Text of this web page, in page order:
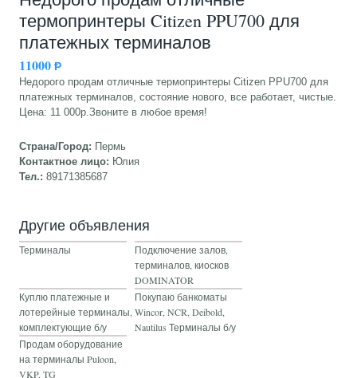
термопринтеры Citizen PPU700 для
платежных терминалов
11000Ᵽ
Недорого продам отличные термопринтеры Citizen PPU700 для
платежных терминалов, состояние нового, все работает, чистые.
Цена: 11 000р.Звоните в любое время!
Страна/Город: Пермь
Контактное лицо: Юлия
Тел.:89171385687
Другие объявления
Терминалы
Подключение залов,
терминалов, киосков
DOMINATOR
Куплю платежные и
лотерейные терминалы,
комплектующие б/у
Покупаю банкоматы
Wincor, NCR, Deibold,
Nautilus Терминалы б/у
Продам оборудование
на терминалы Puloon,
VKP, TG